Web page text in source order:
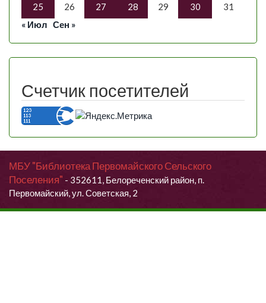
25 26 27 28 29 30
31
« Июл Сен »
Счетчик посетителей
МБУ "Библиотека Первомайского Сельского
Поселения" - 352611, Белореченский район, п.
Первомайский, ул. Советская, 2